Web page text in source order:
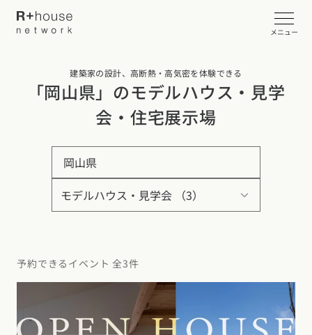
メニュー
イベント・見学会を探す
カタログ請求する
近くの工務店に相談する
デザイン
全国の工務店を探す
北海道・東北エリア
宮城県秋田県
施工事例一覧
【特集】平屋の注文住宅
建築家の設計、高断熱・高気密を体験できる
「岡山県」のモデルハウス・見学
会・住宅展示場
岡山県
予約できるイベント 全3件